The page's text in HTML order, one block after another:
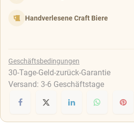
Handverlesene Craft Biere
Geschäftsbedingungen
30-Tage-Geld-zurück-Garantie
Versand: 3-6 Geschäftstage